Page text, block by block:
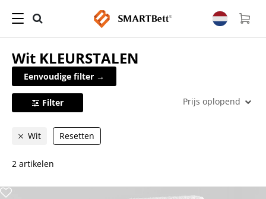
Wit KLEURSTALEN
Eenvoudige filter →
Filter Prijs oplopend
Wit Resetten
2 artikelen